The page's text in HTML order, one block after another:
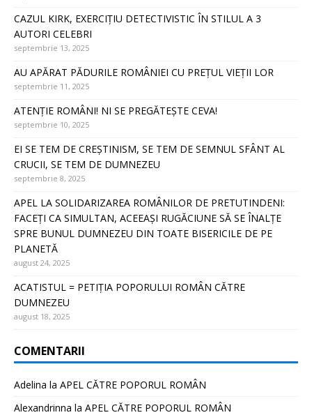
CAZUL KIRK, EXERCIȚIU DETECTIVISTIC ÎN STILUL A 3
AUTORI CELEBRI
septembrie 13, 2025
AU APĂRAT PĂDURILE ROMÂNIEI CU PREȚUL VIEȚII LOR
septembrie 11, 2025
ATENȚIE ROMÂNI! NI SE PREGĂTEȘTE CEVA!
septembrie 10, 2025
EI SE TEM DE CREȘTINISM, SE TEM DE SEMNUL SFÂNT AL
CRUCII, SE TEM DE DUMNEZEU
septembrie 8, 2025
APEL LA SOLIDARIZAREA ROMÂNILOR DE PRETUTINDENI:
FACEȚI CA SIMULTAN, ACEEAȘI RUGĂCIUNE SĂ SE ÎNALȚE
SPRE BUNUL DUMNEZEU DIN TOATE BISERICILE DE PE
PLANETĂ
august 24, 2025
ACATISTUL = PETIȚIA POPORULUI ROMÂN CĂTRE
DUMNEZEU
august 18, 2025
COMENTARII
Adelina la APEL CĂTRE POPORUL ROMÂN
Alexandrinna la APEL CĂTRE POPORUL ROMÂN